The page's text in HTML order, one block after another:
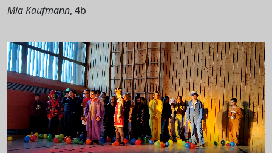
Mia Kaufmann, 4b